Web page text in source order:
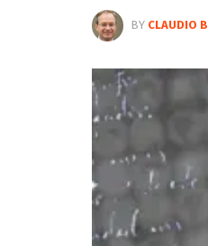
BY CLAUDIO